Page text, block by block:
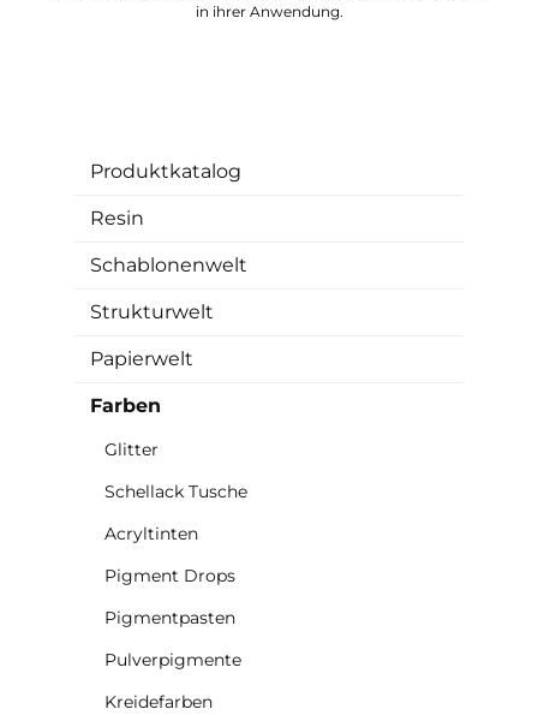
in ihrer Anwendung.
Produktkatalog
Resin
Schablonenwelt
Strukturwelt
Papierwelt
Farben
Glitter
Schellack Tusche
Acryltinten
Pigment Drops
Pigmentpasten
Pulverpigmente
Kreidefarben